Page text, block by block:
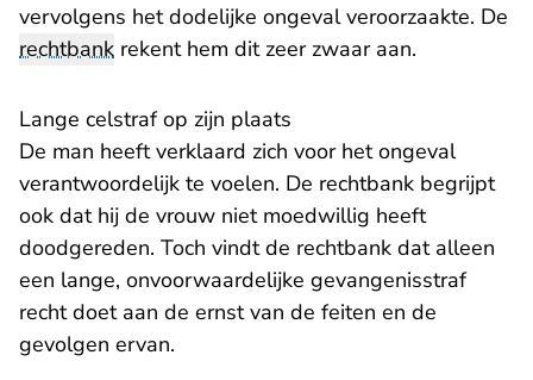
vervolgens het dodelijke ongeval veroorzaakte. De
rechtbank rekent hem dit zeer zwaar aan.
Lange celstraf op zijn plaats
De man heeft verklaard zich voor het ongeval
verantwoordelijk te voelen. De rechtbank begrijpt
ook dat hij de vrouw niet moedwillig heeft
doodgereden. Toch vindt de rechtbank dat alleen
een lange, onvoorwaardelijke gevangenisstraf
recht doet aan de ernst van de feiten en de
gevolgen ervan.